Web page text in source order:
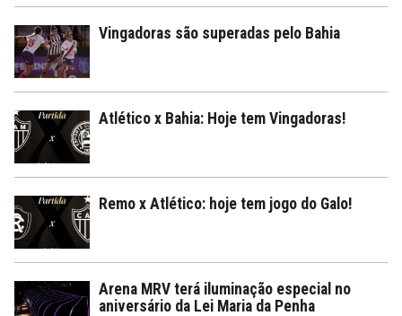
Vingadoras são superadas pelo Bahia
Atlético x Bahia: Hoje tem Vingadoras!
Remo x Atlético: hoje tem jogo do Galo!
Arena MRV terá iluminação especial no
aniversário da Lei Maria da Penha